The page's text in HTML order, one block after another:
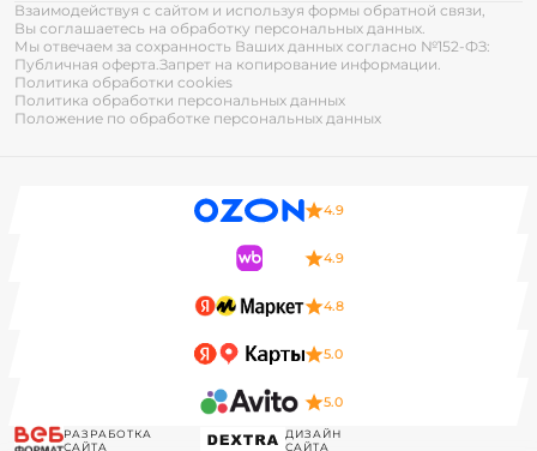
Взаимодействуя с сайтом и используя формы обратной связи,
Вы соглашаетесь на обработку персональных данных.
Мы отвечаем за сохранность Ваших данных согласно №152-ФЗ:
Публичная оферта.Запрет на копирование информации.
Политика обработки cookies
Политика обработки персональных данных
Положение по обработке персональных данных
4.9
4.9
4.8
5.0
5.0
РАЗРАБОТКА
САЙТА
ДИЗАЙН
САЙТА